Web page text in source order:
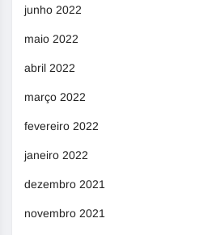
junho 2022
maio 2022
abril 2022
março 2022
fevereiro 2022
janeiro 2022
dezembro 2021
novembro 2021